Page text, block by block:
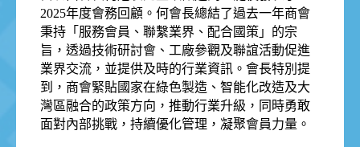
2025年度會務回顧。何會長總結了過去一年商會
秉持「服務會員、聯繫業界、配合國策」的宗
旨，透過技術研討會、工廠參觀及聯誼活動促進
業界交流，並提供及時的行業資訊。會長特別提
到，商會緊貼國家在綠色製造、智能化改造及大
灣區融合的政策方向，推動行業升級，同時勇敢
面對內部挑戰，持續優化管理，凝聚會員力量。